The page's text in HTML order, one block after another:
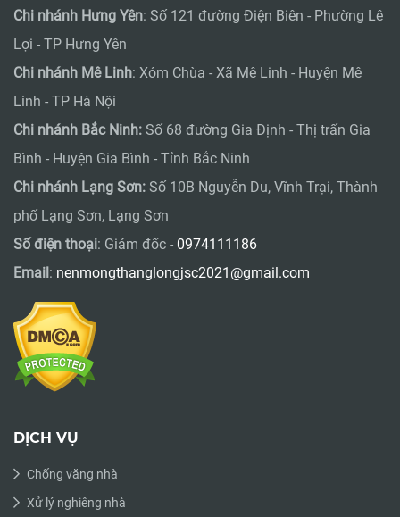
Chi nhánh Hưng Yên: Số 121 đường Điện Biên - Phường Lê
Lợi - TP Hưng Yên
Chi nhánh Mê Linh: Xóm Chùa - Xã Mê Linh - Huyện Mê
Linh - TP Hà Nội
Chi nhánh Bắc Ninh: Số 68 đường Gia Định - Thị trấn Gia
Bình - Huyện Gia Bình - Tỉnh Bắc Ninh
Chi nhánh Lạng Sơn: Số 10B Nguyễn Du, Vĩnh Trại, Thành
phố Lạng Sơn, Lạng Sơn
Số điện thoại: Giám đốc - 0974111186
Email: nenmongthanglongjsc2021@gmail.com
DỊCH VỤ
Chống văng nhà
Xử lý nghiêng nhà